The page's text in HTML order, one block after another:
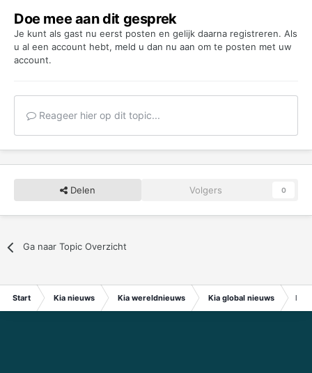
Doe mee aan dit gesprek
Je kunt als gast nu eerst posten en gelijk daarna registreren. Als
u al een account hebt, meld u dan nu aan om te posten met uw
account.
Reageer hier op dit topic...
Delen Volgers 0
Ga naar Topic Overzicht
Start Kia nieuws Kia wereldnieuws Kia global nieuws Kia